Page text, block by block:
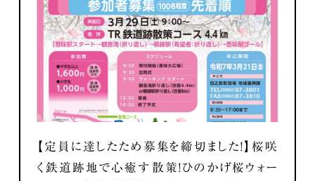
【定員に達したため募集を締切ました！】桜咲
く鉄道跡地で心癒す散策！ひのかげ桜ウォー